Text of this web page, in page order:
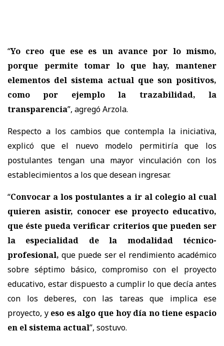
“Yo creo que ese es un avance por lo mismo,
porque permite tomar lo que hay, mantener
elementos del sistema actual que son positivos,
como por ejemplo la trazabilidad, la
transparencia”, agregó Arzola.
Respecto a los cambios que contempla la iniciativa,
explicó que el nuevo modelo permitiría que los
postulantes tengan una mayor vinculación con los
establecimientos a los que desean ingresar.
“Convocar a los postulantes a ir al colegio al cual
quieren asistir, conocer ese proyecto educativo,
que éste pueda verificar criterios que pueden ser
la especialidad de la modalidad técnico-
profesional,que puede ser el rendimiento académico
sobre séptimo básico, compromiso con el proyecto
educativo, estar dispuesto a cumplir lo que decía antes
con los deberes, con las tareas que implica ese
proyecto, yeso es algo que hoy día no tiene espacio
en el sistema actual”, sostuvo.